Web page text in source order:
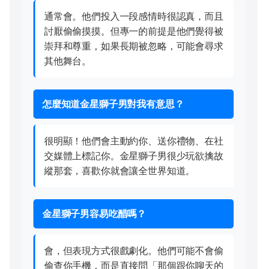
通常會。他們投入一段感情時很認真，而且
討厭偷偷摸摸。但專一的前提是他們覺得被
崇拜和尊重，如果長期被忽略，可能會尋求
其他舞台。
怎麼知道金星獅子男對我有意思？
很明顯！他們會主動約你、送你禮物、在社
交媒體上標記你。金星獅子男很少玩欲擒故
縱那套，喜歡你就會讓全世界知道。
金星獅子男容易吃醋嗎？
會，但表現方式很戲劇化。他們可能不會偷
偷查你手機，而是直接問「那個跟你聊天的